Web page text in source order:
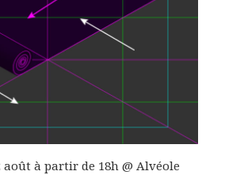
août à partir de 18h @ Alvéole